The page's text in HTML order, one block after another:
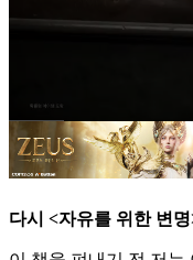
다시 <자유를 위한 변명